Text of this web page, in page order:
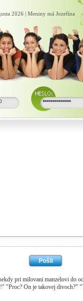
2026 | Meniny má Jozefína
pri milovani manzelovi do
"Proc? On je takovej divoch?"